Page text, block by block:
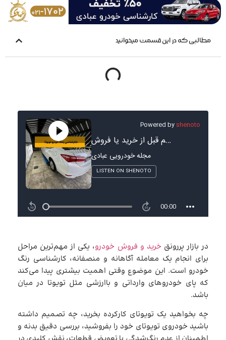
مطالبی که در این قسمت میخوانید
در بازار پررونق خرید و فروش خودرو، یکی از مهم‌ترین مراحل
برای انجام یک معامله آگاهانه و منصفانه، کارشناسی رنگ
خودرو است. این موضوع وقتی اهمیت بیشتری پیدا می‌کند
که پای خودروهای وارداتی و باارزشی مثل تویوتا در میان
باشد.
چه بخواهید یک تویوتای کارکرده بخرید، چه تصمیم داشته
باشید خودروی تویوتای خود را بفروشید، بررسی دقیق بدنه و